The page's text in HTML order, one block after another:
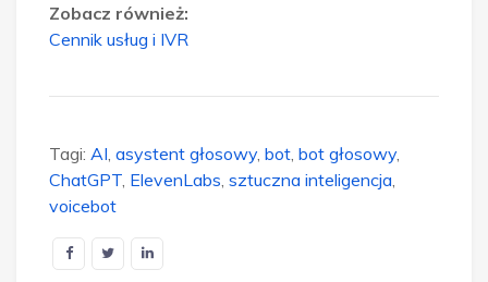
Zobacz również:
Cennik usług i IVR
Tagi: AI, asystent głosowy, bot, bot głosowy,
ChatGPT, ElevenLabs, sztuczna inteligencja,
voicebot